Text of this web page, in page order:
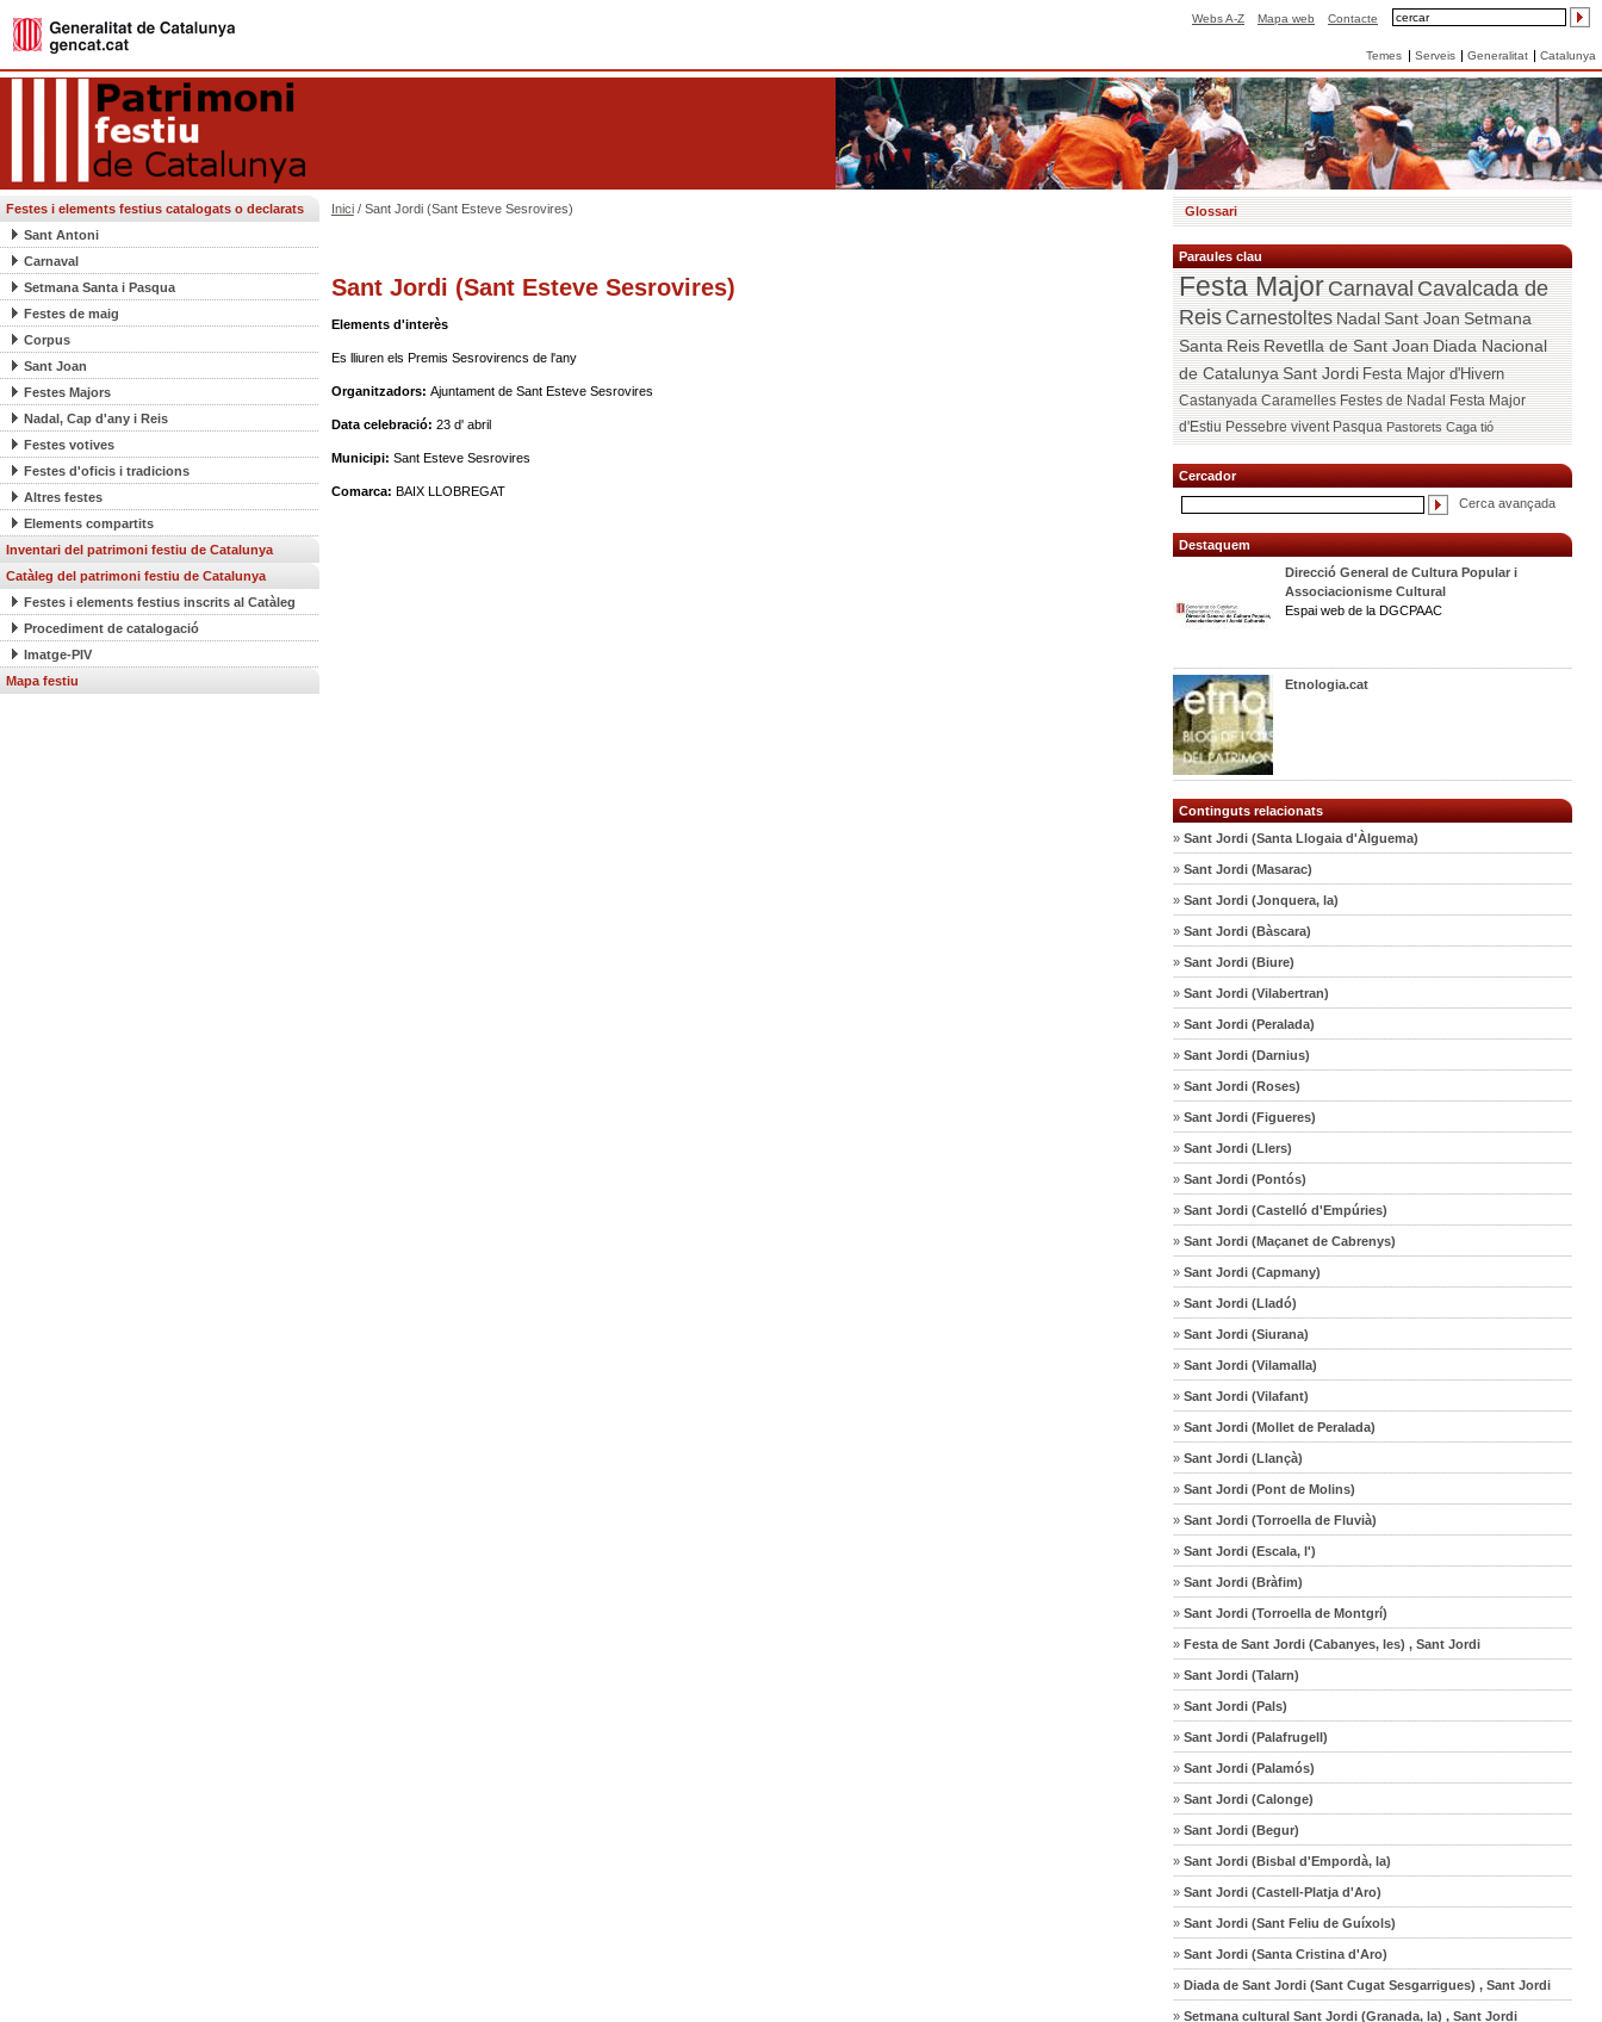
Webs A-Z Mapa web Contacte
Temes Serveis Generalitat Catalunya
Festes i elements festius catalogats o declarats
Sant Antoni
Carnaval
Setmana Santa i Pasqua
Festes de maig
Corpus
Sant Joan
Festes Majors
Nadal, Cap d'any i Reis
Festes votives
Festes d'oficis i tradicions
Altres festes
Elements compartits
Inventari del patrimoni festiu de Catalunya
Catàleg del patrimoni festiu de Catalunya
Festes i elements festius inscrits al Catàleg
Procediment de catalogació
Imatge-PIV
Mapa festiu
Inici/ Sant Jordi (Sant Esteve Sesrovires)
Sant Jordi (Sant Esteve Sesrovires)
Elements d'interès
Es lliuren els Premis Sesrovirencs de l'any
Organitzadors: Ajuntament de Sant Esteve Sesrovires
Data celebració: 23 d' abril
Municipi: Sant Esteve Sesrovires
Comarca: BAIX LLOBREGAT
Glossari
Paraules clau
Festa MajorCarnavalCavalcada de
ReisCarnestoltesNadalSant JoanSetmana
SantaReisRevetlla de Sant JoanDiada Nacional
de CatalunyaSant Jordi Festa Major d'Hivern
Castanyada Caramelles Festes de Nadal Festa Major
d'Estiu Pessebre vivent Pasqua Pastorets Caga tió
Cercador
Cerca avançada
Destaquem
Direcció General de Cultura Popular i
Associacionisme Cultural
Espai web de la DGCPAAC
Etnologia.cat
Continguts relacionats
» Sant Jordi (Santa Llogaia d'Àlguema)
» Sant Jordi (Masarac)
» Sant Jordi (Jonquera, la)
» Sant Jordi (Bàscara)
» Sant Jordi (Biure)
» Sant Jordi (Vilabertran)
» Sant Jordi (Peralada)
» Sant Jordi (Darnius)
» Sant Jordi (Roses)
» Sant Jordi (Figueres)
» Sant Jordi (Llers)
» Sant Jordi (Pontós)
» Sant Jordi (Castelló d'Empúries)
» Sant Jordi (Maçanet de Cabrenys)
» Sant Jordi (Capmany)
» Sant Jordi (Lladó)
» Sant Jordi (Siurana)
» Sant Jordi (Vilamalla)
» Sant Jordi (Vilafant)
» Sant Jordi (Mollet de Peralada)
» Sant Jordi (Llançà)
» Sant Jordi (Pont de Molins)
» Sant Jordi (Torroella de Fluvià)
» Sant Jordi (Escala, l')
» Sant Jordi (Bràfim)
» Sant Jordi (Torroella de Montgrí)
» Festa de Sant Jordi (Cabanyes, les) , Sant Jordi
» Sant Jordi (Talarn)
» Sant Jordi (Pals)
» Sant Jordi (Palafrugell)
» Sant Jordi (Palamós)
» Sant Jordi (Calonge)
» Sant Jordi (Begur)
» Sant Jordi (Bisbal d'Empordà, la)
» Sant Jordi (Castell-Platja d'Aro)
» Sant Jordi (Sant Feliu de Guíxols)
» Sant Jordi (Santa Cristina d'Aro)
» Diada de Sant Jordi (Sant Cugat Sesgarrigues) , Sant Jordi
» Setmana cultural Sant Jordi (Granada, la) , Sant Jordi